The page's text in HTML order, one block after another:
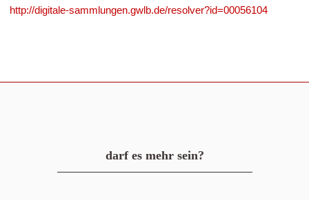
http://digitale-sammlungen.gwlb.de/resolver?id=00056104
darf es mehr sein?